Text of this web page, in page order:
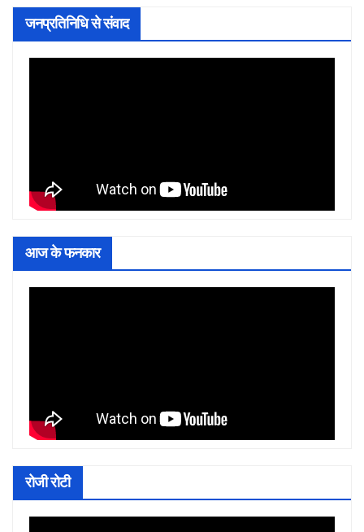
जनप्रतिनिधि से संवाद
आज के फनकार
रोजी रोटी